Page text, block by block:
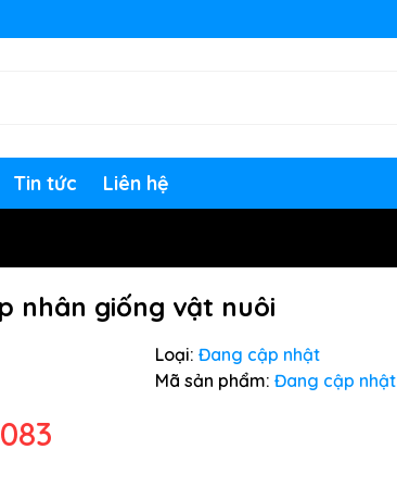
Tin tức Liên hệ
nhân giống vật nuôi
Loại: Đang cập nhật
Mã sản phẩm: Đang cập nhật